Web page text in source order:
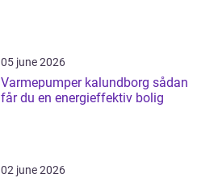
05 june 2026
Varmepumper kalundborg sådan
får du en energieffektiv bolig
02 june 2026